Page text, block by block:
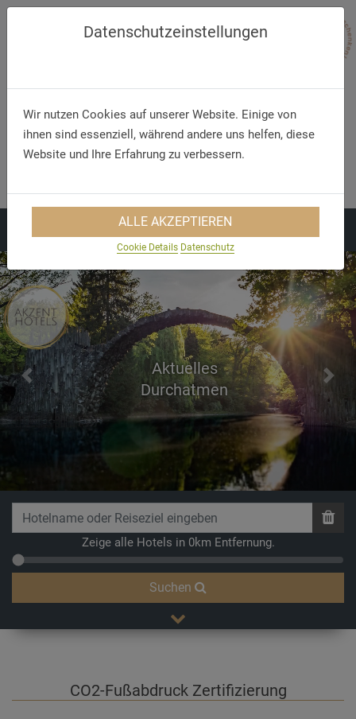
Telefon/WhatsApp
Aktuelles
Durchatmen
Previous Next
Zeige alle Hotels in 0km Entfernung.
Suchen
CO2-Fußabdruck Zertifizierung
Datenschutzeinstellungen
Wir nutzen Cookies auf unserer Website. Einige von
ihnen sind essenziell, während andere uns helfen, diese
Website und Ihre Erfahrung zu verbessern.
ALLE AKZEPTIEREN
Cookie Details Datenschutz